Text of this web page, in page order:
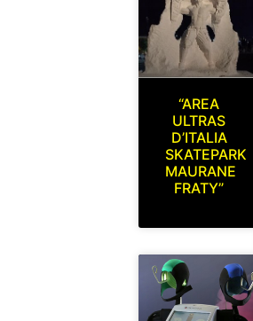
“AREA
ULTRAS
D’ITALIA
SKATEPARK
MAURANE
FRATY”